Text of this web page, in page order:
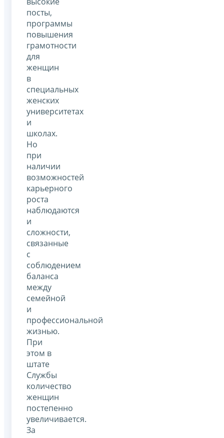
посты,
программы
повышения
грамотности
для
женщин
в
специальных
женских
университетах
и
школах.
Но
при
наличии
возможностей
карьерного
роста
наблюдаются
и
сложности,
связанные
с
соблюдением
баланса
между
семейной
и
профессиональной
жизнью.
При
этом в
штате
Службы
количество
женщин
постепенно
увеличивается.
За